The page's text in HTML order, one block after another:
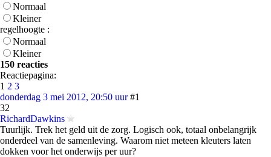
Normaal
Kleiner
regelhoogte :
Normaal
Kleiner
150 reacties
Reactiepagina:
1 2 3
donderdag 3 mei 2012, 20:50 uur #1
32
RichardDawkins
Tuurlijk. Trek het geld uit de zorg. Logisch ook, totaal onbelangrijk
onderdeel van de samenleving. Waarom niet meteen kleuters laten
dokken voor het onderwijs per uur?